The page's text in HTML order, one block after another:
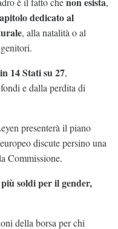
dedicato al
, alla natalità o al
14 Stati su 27,
e dalla perdita di
presenterà il piano
discute persino una
Commissione.
più soldi per il gender,
della borsa per chi